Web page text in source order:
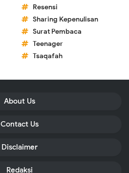
Resensi
Sharing Kepenulisan
Surat Pembaca
Teenager
Tsaqafah
About Us
Contact Us
Disclaimer
Redaksi